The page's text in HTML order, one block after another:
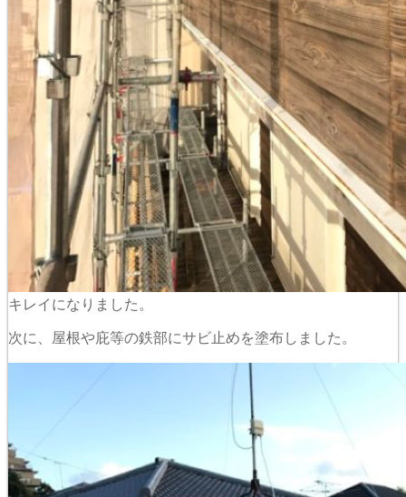
キレイになりました。
次に、屋根や庇等の鉄部にサビ止めを塗布しました。